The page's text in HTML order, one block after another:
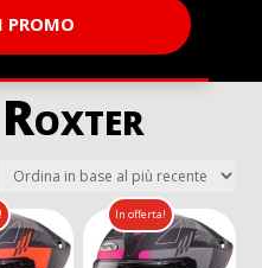
PROMO
In offerta!